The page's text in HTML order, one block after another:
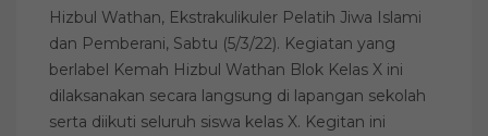
Hizbul Wathan, Ekstrakulikuler Pelatih Jiwa Islami
dan Pemberani, Sabtu (5/3/22). Kegiatan yang
berlabel Kemah Hizbul Wathan Blok Kelas X ini
dilaksanakan secara langsung di lapangan sekolah
serta diikuti seluruh siswa kelas X. Kegitan ini